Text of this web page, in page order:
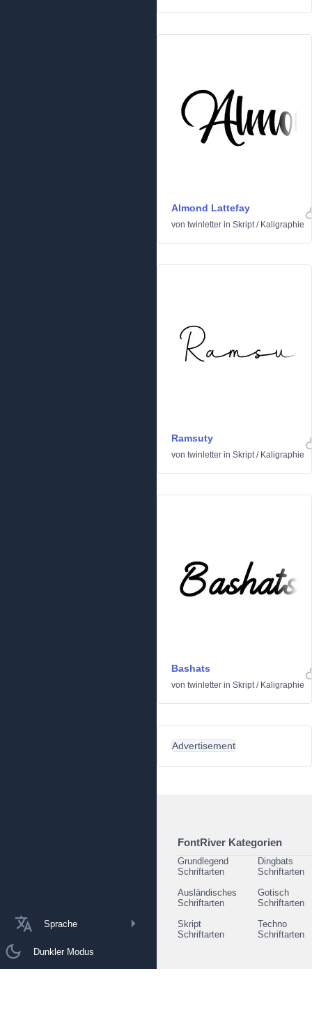
Sprache
Dunkler Modus
Almond Lattefay
von twinletter in Skript/ Kaligraphie
Ramsuty
von twinletter in Skript/ Kaligraphie
Bashats
von twinletter in Skript/ Kaligraphie
Advertisement
FontRiver Kategorien
Grundlegend
Schriftarten
Dingbats
Schriftarten
Ausländisches
Schriftarten
Gotisch
Schriftarten
Skript
Schriftarten
Techno
Schriftarten